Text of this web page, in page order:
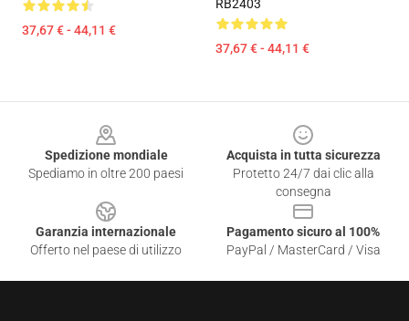
37,67 € - 44,11 €
RB2403
37,67 € - 44,11 €
Spedizione mondiale
Spediamo in oltre 200 paesi
Acquista in tutta sicurezza
Protetto 24/7 dai clic alla
consegna
Garanzia internazionale
Offerto nel paese di utilizzo
Pagamento sicuro al 100%
PayPal / MasterCard / Visa